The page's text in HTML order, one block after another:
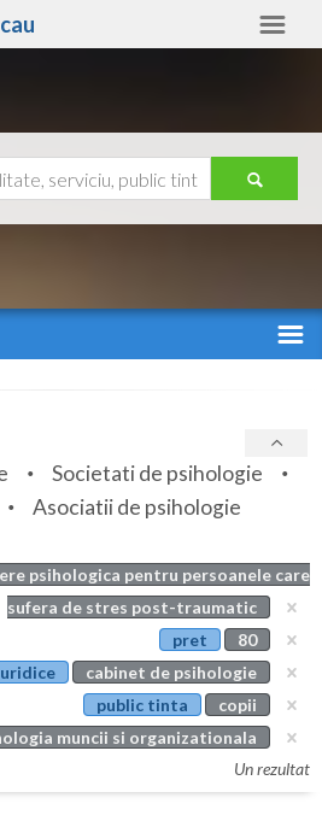
Ajutor
Societati de psihologie
Asociatii de psihologie
psihologica pentru persoanele care
sufera de stres post-traumatic
pret
80
cabinet de psihologie
public tinta
copii
muncii si organizationala
Un rezultat